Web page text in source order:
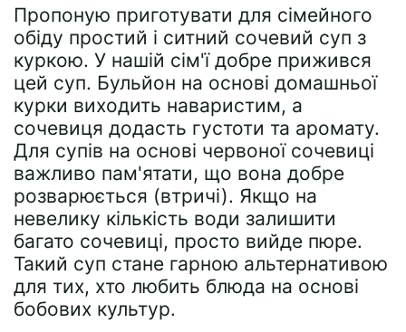
Пропоную приготувати для сімейного
обіду простий і ситний сочевий суп з
куркою. У нашій сім'ї добре прижився
цей суп. Бульйон на основі домашньої
курки виходить наваристим, а
сочевиця додасть густоти та аромату.
Для супів на основі червоної сочевиці
важливо пам'ятати, що вона добре
розварюється (втричі). Якщо на
невелику кількість води залишити
багато сочевиці, просто вийде пюре.
Такий суп стане гарною альтернативою
для тих, хто любить блюда на основі
бобових культур.